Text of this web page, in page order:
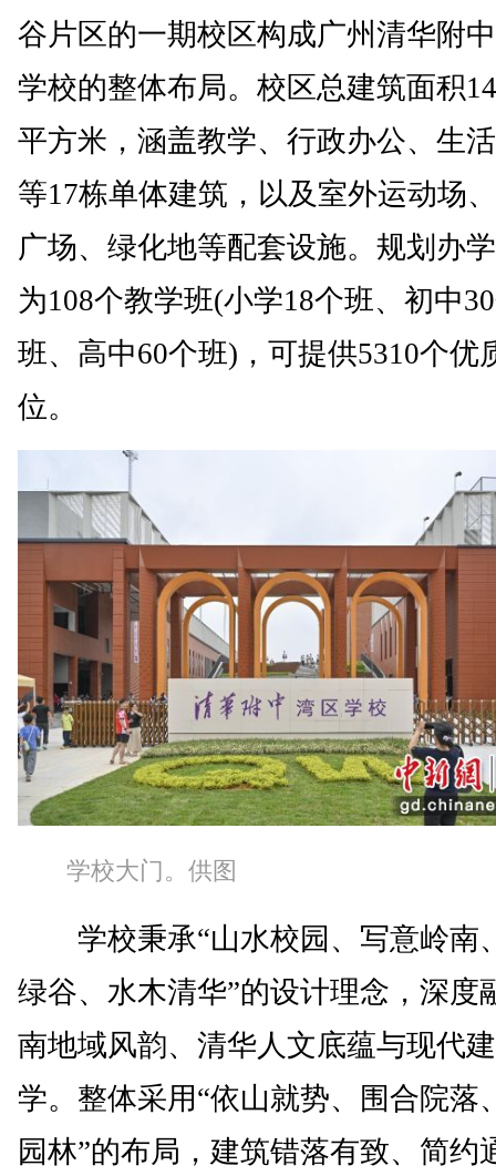
谷片区的一期校区构成广州清华附
学校的整体布局。校区总建筑面积
平方米，涵盖教学、行政办公、生
等17栋单体建筑，以及室外运动场
广场、绿化地等配套设施。规划办
为108个教学班(小学18个班、初中
班、高中60个班)，可提供5310个优
位。
学校大门。供图
学校秉承“山水校园、写意岭南
绿谷、水木清华”的设计理念，深度
南地域风韵、清华人文底蕴与现代
学。整体采用“依山就势、围合院落
园林”的布局，建筑错落有致、简约